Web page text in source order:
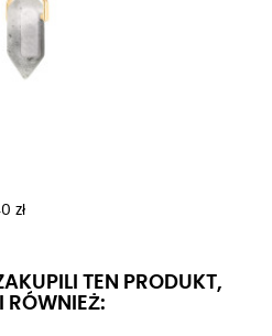
zł
TEN PRODUKT,
RÓWNIEŻ: